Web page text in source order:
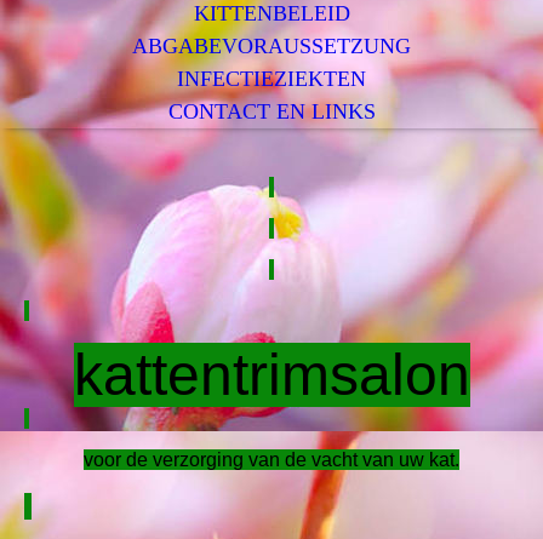
KITTENBELEID
ABGABEVORAUSSETZUNG
INFECTIEZIEKTEN
CONTACT EN LINKS
kattentrimsalon
voor de verzorging van de vacht van uw kat.